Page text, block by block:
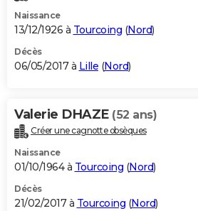
Naissance
13/12/1926 à Tourcoing (Nord)
Décès
06/05/2017 à Lille (Nord)
Valerie DHAZE (52 ans)
Créer une cagnotte obsèques
Naissance
01/10/1964 à Tourcoing (Nord)
Décès
21/02/2017 à Tourcoing (Nord)